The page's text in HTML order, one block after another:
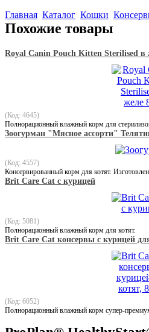
Главная Каталог Кошки
Похожие товары
Royal Canin Pouch Kitten Sterilised в
(Код: 4645)
Полнорационный влажный корм для
Зоогурман "Мясное ассорти"
(Код: 4557)
Консервированный корм для котят.
Brit Care Cat с курицей
(Код: 5081)
Полнорационный влажный корм для котят.
Brit Care Cat консервы с курицей
(Код: 6052)
Полнорационный влажный корм супер-